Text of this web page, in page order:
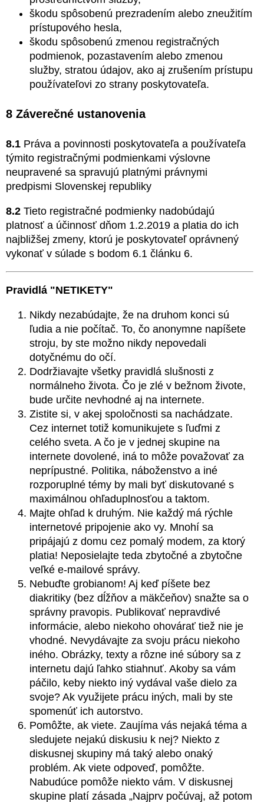
škodu spôsobenú prezradením alebo zneužitím
prístupového hesla,
škodu spôsobenú zmenou registračných
podmienok, pozastavením alebo zmenou
služby, stratou údajov, ako aj zrušením prístupu
používateľovi zo strany poskytovateľa.
8 Záverečné ustanovenia
8.1 Práva a povinnosti poskytovateľa a používateľa
týmito registračnými podmienkami výslovne
neupravené sa spravujú platnými právnymi
predpismi Slovenskej republiky
8.2 Tieto registračné podmienky nadobúdajú
platnosť a účinnosť dňom 1.2.2019 a platia do ich
najbližšej zmeny, ktorú je poskytovateľ oprávnený
vykonať v súlade s bodom 6.1 článku 6.
Pravidlá "NETIKETY"
Nikdy nezabúdajte, že na druhom konci sú
ľudia a nie počítač. To, čo anonymne napíšete
stroju, by ste možno nikdy nepovedali
dotyčnému do očí.
Dodržiavajte všetky pravidlá slušnosti z
normálneho života. Čo je zlé v bežnom živote,
bude určite nevhodné aj na internete.
Zistite si, v akej spoločnosti sa nachádzate.
Cez internet totiž komunikujete s ľuďmi z
celého sveta. A čo je v jednej skupine na
internete dovolené, iná to môže považovať za
neprípustné. Politika, náboženstvo a iné
rozporuplné témy by mali byť diskutované s
maximálnou ohľaduplnosťou a taktom.
Majte ohľad k druhým. Nie každý má rýchle
internetové pripojenie ako vy. Mnohí sa
pripájajú z domu cez pomalý modem, za ktorý
platia! Neposielajte teda zbytočné a zbytočne
veľké e-mailové správy.
Nebuďte grobianom! Aj keď píšete bez
diakritiky (bez dĺžňov a mäkčeňov) snažte sa o
správny pravopis. Publikovať nepravdivé
informácie, alebo niekoho ohovárať tiež nie je
vhodné. Nevydávajte za svoju prácu niekoho
iného. Obrázky, texty a rôzne iné súbory sa z
internetu dajú ľahko stiahnuť. Akoby sa vám
páčilo, keby niekto iný vydával vaše dielo za
svoje? Ak využijete prácu iných, mali by ste
spomenúť ich autorstvo.
Pomôžte, ak viete. Zaujíma vás nejaká téma a
sledujete nejakú diskusiu k nej? Niekto z
diskusnej skupiny má taký alebo onaký
problém. Ak viete odpoveď, pomôžte.
Nabudúce pomôže niekto vám. V diskusnej
skupine platí zásada „Najprv počúvaj, až potom